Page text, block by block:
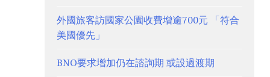
外國旅客訪國家公園收費增逾700元 「符合
美國優先」
BNO要求增加仍在諮詢期 或設過渡期